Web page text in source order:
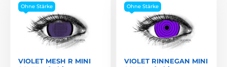
Ohne Stärke
VIOLET MESH R MINI
Ohne Stärke
VIOLET RINNEGAN MINI